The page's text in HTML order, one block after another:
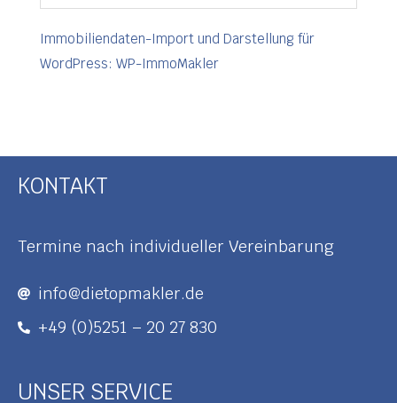
Immobiliendaten-Import und Darstellung für
WordPress: WP-ImmoMakler
KONTAKT
Termine nach individueller Vereinbarung
info@dietopmakler.de
+49 (0)5251 – 20 27 830
UNSER SERVICE